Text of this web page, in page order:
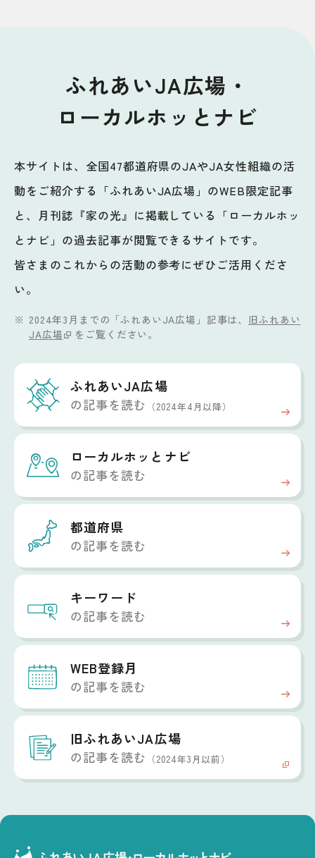
ふれあいJA広場・
ローカルホッとナビ
本サイトは、全国47都道府県のJAやJA女性組織の活
動をご紹介する「ふれあいJA広場」のWEB限定記事
と、月刊誌『家の光』に掲載している「ローカルホッ
とナビ」の過去記事が閲覧できるサイトです。
皆さまのこれからの活動の参考にぜひご活用くださ
い。
2024年3月までの「ふれあいJA広場」記事は、 旧ふれあい
JA広場
をご覧ください。
ふれあいJA広場
の記事を読む （2024年4月以降）
ローカルホッと ナビ
の記事を読む
都道府県
の記事を読む
キーワード
の記事を読む
WEB登録月
の記事を読む
旧ふれあいJA広場
の記事を読む （2024年3月以前）